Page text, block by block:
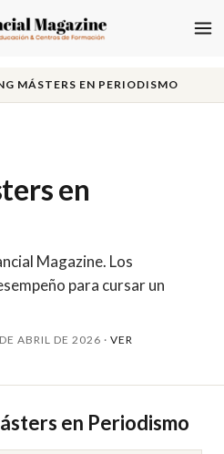
MÁSTERS EN PERIODISMO
en
Magazine. Los
para cursar un
ABRIL DE 2026 · VER
en Periodismo